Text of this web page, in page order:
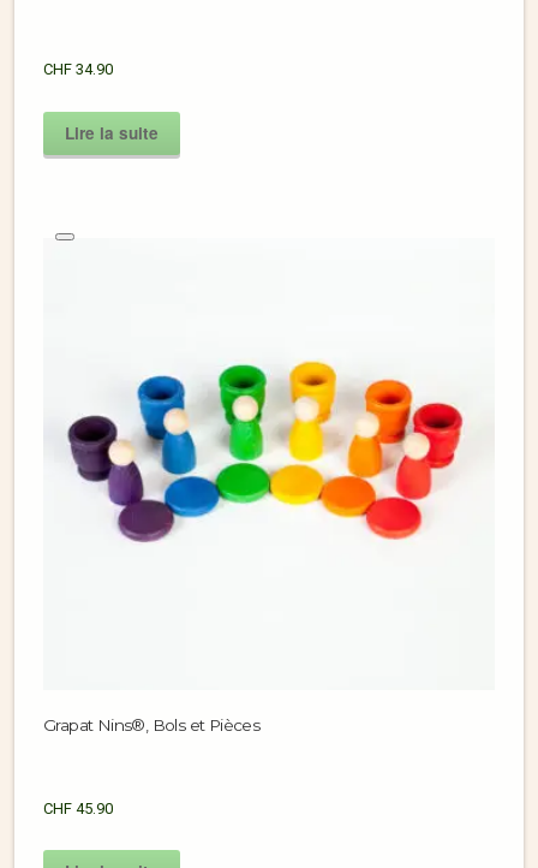
CHF 34.90
Lire la suite
Grapat Nins®, Bols et Pièces
CHF 45.90